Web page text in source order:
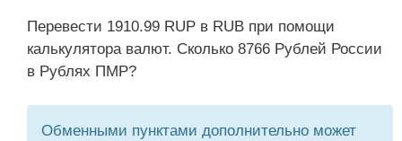
Перевести 1910.99 RUP в RUB при помощи
калькулятора валют. Сколько 8766 Рублей России
в Рублях ПМР?
Обменными пунктами дополнительно может